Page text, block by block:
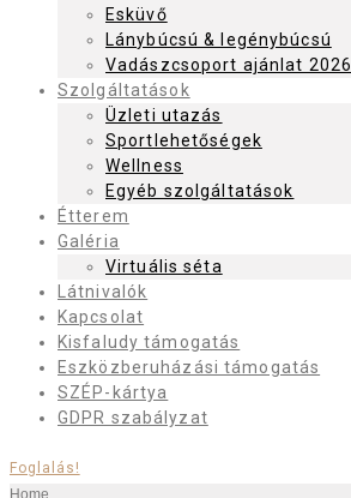
Esküvő
Lánybúcsú & legénybúcsú
Vadászcsoport ajánlat 2026.
Szolgáltatások
Üzleti utazás
Sportlehetőségek
Wellness
Egyéb szolgáltatások
Étterem
Galéria
Virtuális séta
Látnivalók
Kapcsolat
Kisfaludy támogatás
Eszközberuházási támogatás
SZÉP-kártya
GDPR szabályzat
Foglalás!
Home